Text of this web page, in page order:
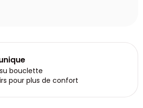
bouclette
pour plus de confort